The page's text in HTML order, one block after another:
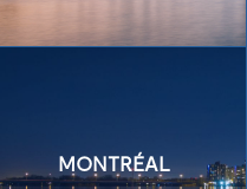
MONTRÉAL